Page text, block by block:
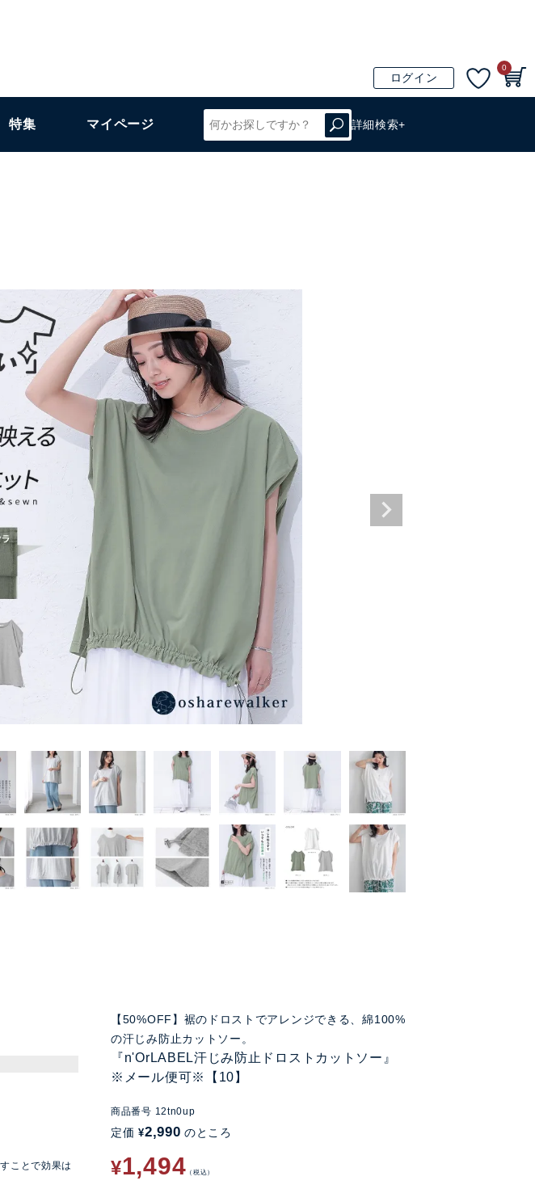
ログイン
0
特集 マイページ 詳細検索+
【50%OFF】裾のドロストでアレンジできる、綿100%
の汗じみ防止カットソー。
『n'OrLABEL汗じみ防止ドロストカットソー』
※メール便可※【10】
商品番号 12tn0up
定価 ¥2,990 のところ
¥1,494 税込
ことで効果は